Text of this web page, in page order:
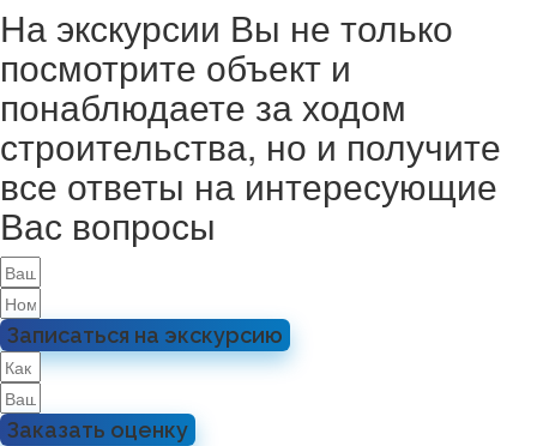
На экскурсии Вы не только
посмотрите объект и
понаблюдаете за ходом
строительства, но и получите
все ответы на интересующие
Вас вопросы
Записаться на экскурсию
Заказать оценку